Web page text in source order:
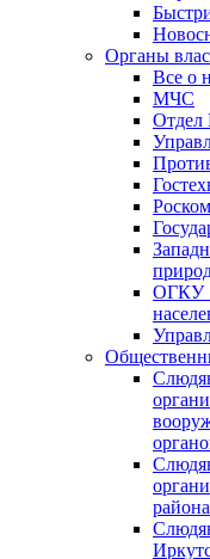
Органы
Все о
МЧС
ОГКУ